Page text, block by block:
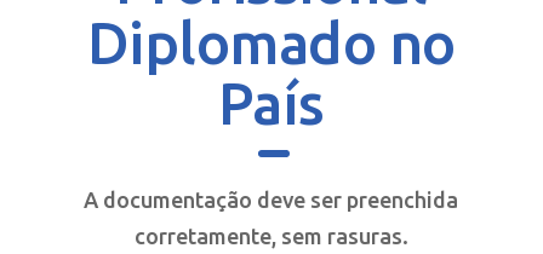
Diplomado no
País
A documentação deve ser preenchida
corretamente, sem rasuras.